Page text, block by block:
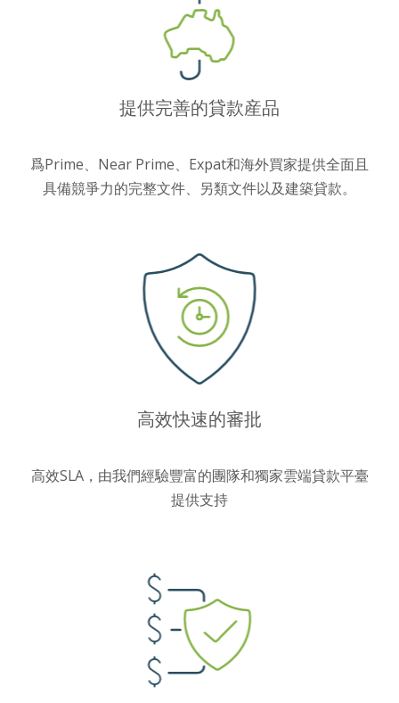
提供完善的貸款産品
爲Prime、Near Prime、Expat和海外買家提供全面且
具備競爭力的完整文件、另類文件以及建築貸款。
高效快速的審批
高效SLA，由我們經驗豐富的團隊和獨家雲端貸款平臺
提供支持